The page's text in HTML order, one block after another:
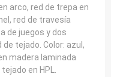
arco, red de trepa en
red de travesía
de juegos y dos
tejado. Color: azul,
madera laminada
en HPL.